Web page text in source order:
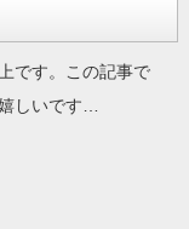
です。この記事で
しいです…